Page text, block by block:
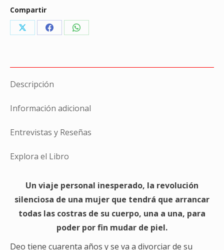
Compartir
Share
X
Share
Facebook
Share
WhatsApp
Descripción
Información adicional
Entrevistas y Reseñas
Explora el Libro
Un viaje personal inesperado, la revolución
silenciosa de una mujer que tendrá que arrancar
todas las costras de su cuerpo, una a una, para
poder por fin mudar de piel.
Deo tiene cuarenta años y se va a divorciar de su